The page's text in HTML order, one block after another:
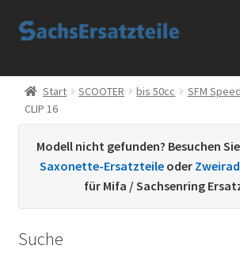
Zur
Zum
Start
AGB
Datenschutzerklärung
Kontakt
Start SCOOTER bis 50cc SFM
CLIP 16
Modell nicht gefunden? Besuchen
Saxonette-Ersatzteile oder
für Mifa / Sachsenring
Suche